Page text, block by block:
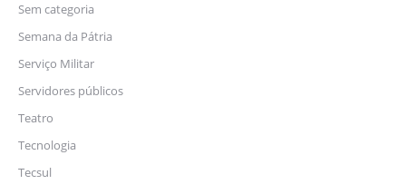
Sem categoria
Semana da Pátria
Serviço Militar
Servidores públicos
Teatro
Tecnologia
Tecsul